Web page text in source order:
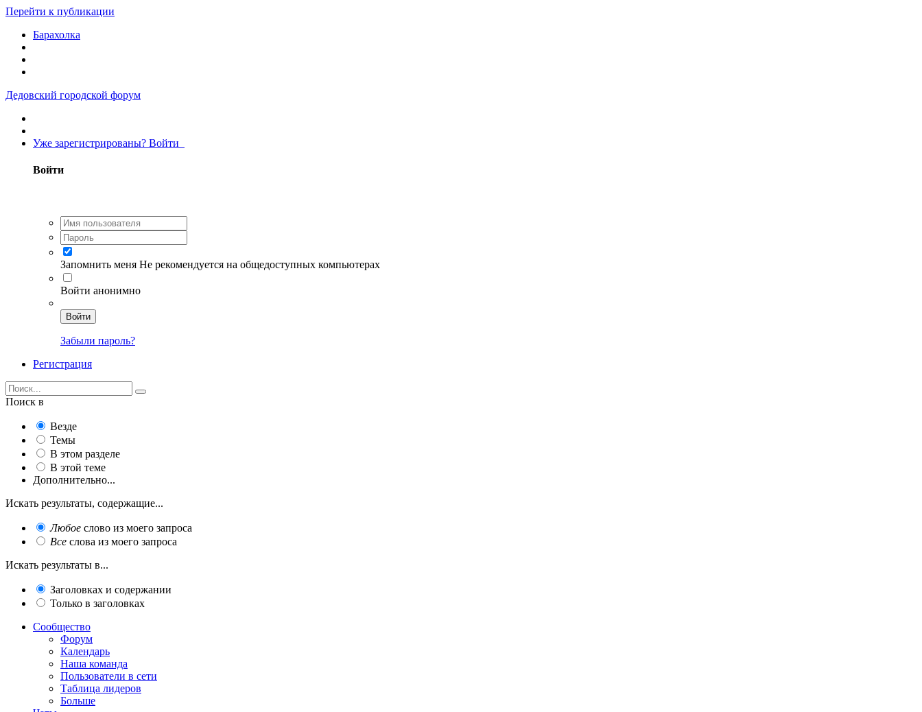
Перейти к публикации
Барахолка
Дедовский городской форум
Уже зарегистрированы? Войти
Войти
Запомнить меня Не рекомендуется на общедоступных компьютерах
Войти анонимно
Войти
Забыли пароль?
Регистрация
Поиск в
Везде
Темы
В этом разделе
В этой теме
Дополнительно...
Искать результаты, содержащие...
Любое слово из моего запроса
Все слова из моего запроса
Искать результаты в...
Заголовках и содержании
Только в заголовках
Сообщество
Форум
Календарь
Наша команда
Пользователи в сети
Таблица лидеров
Больше